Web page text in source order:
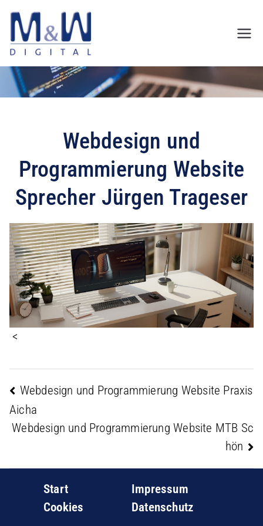
Zum
Inhalt
springen
Webdesign und
Programmierung Website
Sprecher Jürgen Trageser
<
Beitragsnavigation
Webdesign und Programmierung Website Praxis
Aicha
Webdesign und Programmierung Website MTB Sc
hön
Start
Cookies
Impressum
Datenschutz